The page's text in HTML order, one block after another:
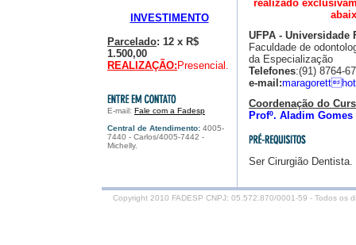
INVESTIMENTO
Parcelado: 12 x R$
1.500,00
REALIZAÇÃO: Presencial.
E-mail: Fale com a Fadesp
Central de Atendimento: 4005-
7440 - Carlos/4005-7442 -
Michelly.
realizado
UFPA - Universidade
Faculdade de
da Especialização
Telefones:(91) 8764-
e-mail:
Coordenação do
Profº. Aladim
Ser Cirurgião Dentista.
Copyright 2010 FADESP CNPJ: 05.572.870/0001-59 - Todos os